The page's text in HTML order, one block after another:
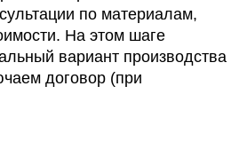
по материалам,
На этом шаге
вариант производства
договор (при